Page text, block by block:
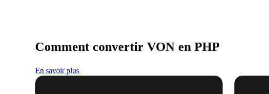
Comment convertir VON en PHP
En savoir plus